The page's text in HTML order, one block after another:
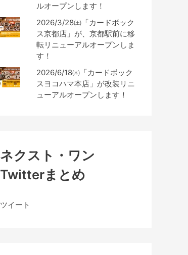
ルオープンします！
2026/3/28㈯「カードボック
ス京都店」が、京都駅前に移
転リニューアルオープンしま
す！
2026/6/18㈭「カードボック
スヨコハマ本店」が改装リニ
ューアルオープンします！
ネクスト・ワン
Twitterまとめ
ツイート